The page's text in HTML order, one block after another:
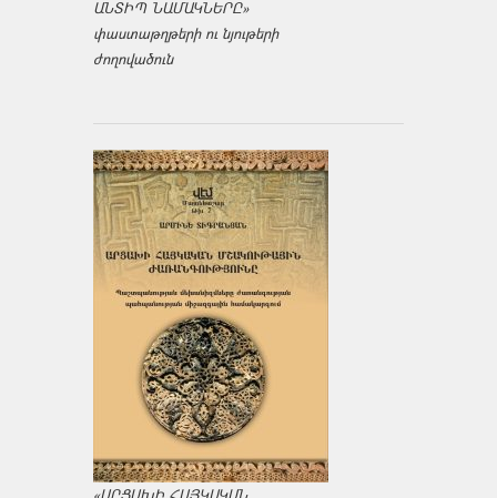
ԱՆՏԻՊ ՆԱՄԱԿՆԵՐԸ»
փաստաթղթերի ու նյութերի
ժողովածուն